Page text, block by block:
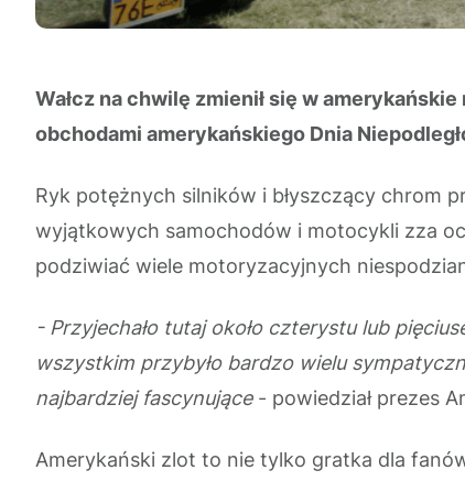
Wałcz na chwilę zmienił się w
obchodami amerykańskiego Dnia
Ryk potężnych silników i błyszczący chrom
wyjątkowych samochodów i motocykli zza
podziwiać wiele motoryzacyjnych
- Przyjechało tutaj około czterystu lub
wszystkim przybyło bardzo wielu
najbardziej fascynujące - powiedział prezes
Amerykański zlot to nie tylko gratka dla